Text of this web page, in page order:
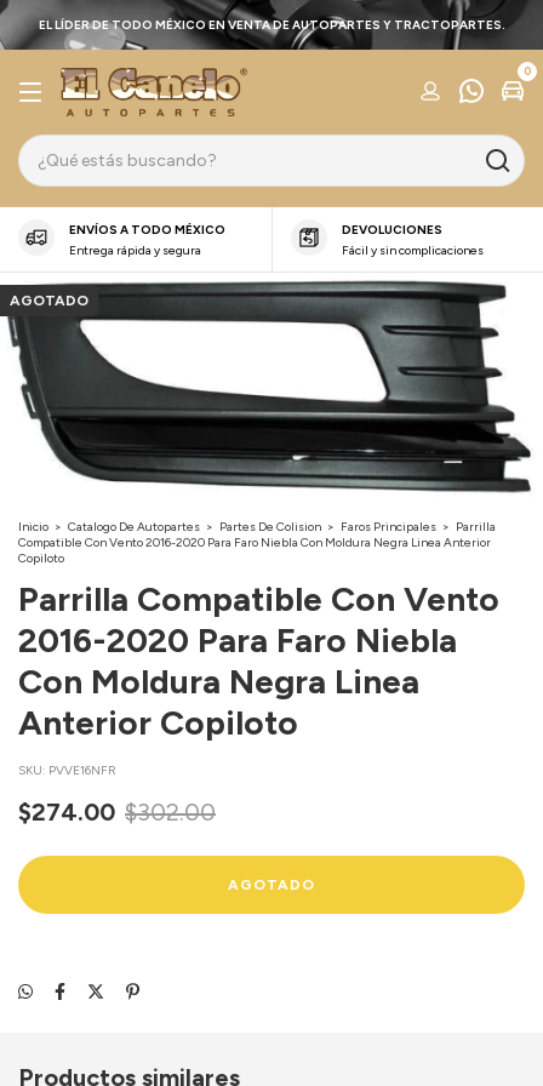
EL LÍDER DE TODO MÉXICO EN VENTA DE AUTOPARTES Y TRACTOPARTES.
0
ENVÍOS A TODO MÉXICO
Entrega rápida y segura
DEVOLUCIONES
Fácil y sin complicaciones
AGOTADO
Inicio > Catalogo De Autopartes > Partes De Colision > Faros Principales > Parrilla
Compatible Con Vento 2016-2020 Para Faro Niebla Con Moldura Negra Linea Anterior
Copiloto
Parrilla Compatible Con Vento
2016-2020 Para Faro Niebla
Con Moldura Negra Linea
Anterior Copiloto
SKU: PVVE16NFR
$274.00 $302.00
Productos similares